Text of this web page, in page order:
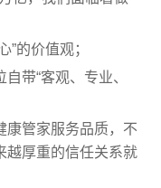
”的价值观；
带“客观、专业、
康管家服务品质，不
越厚重的信任关系就